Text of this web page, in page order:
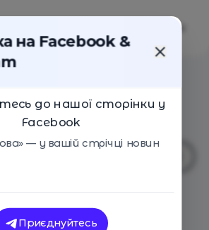
Нова
на Facebook &
до нашої сторінки у
Facebook
— у вашій стрічці новин
Приєднуйтесь